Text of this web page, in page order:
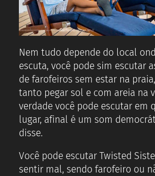
Nem tudo depende do local
escuta, você pode sim escutar
de farofeiros sem estar na
tanto pegar sol e com areia na
verdade você pode escutar em
lugar, afinal é um som
disse.
Você pode escutar Twisted
sentir mal, sendo farofeiro ou